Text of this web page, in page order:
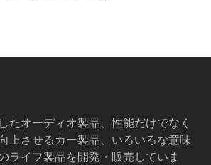
たオーディオ製品、性能だけでなく
上させるカー製品、いろいろな意味
ライフ製品を開発・販売していま